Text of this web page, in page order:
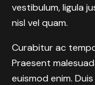
vestibulum, ligula
nisl vel quam.
Curabitur ac
Praesent
euismod enim.